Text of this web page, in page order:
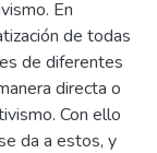
En
de todas
de diferentes
directa o
Con ello
da a estos, y